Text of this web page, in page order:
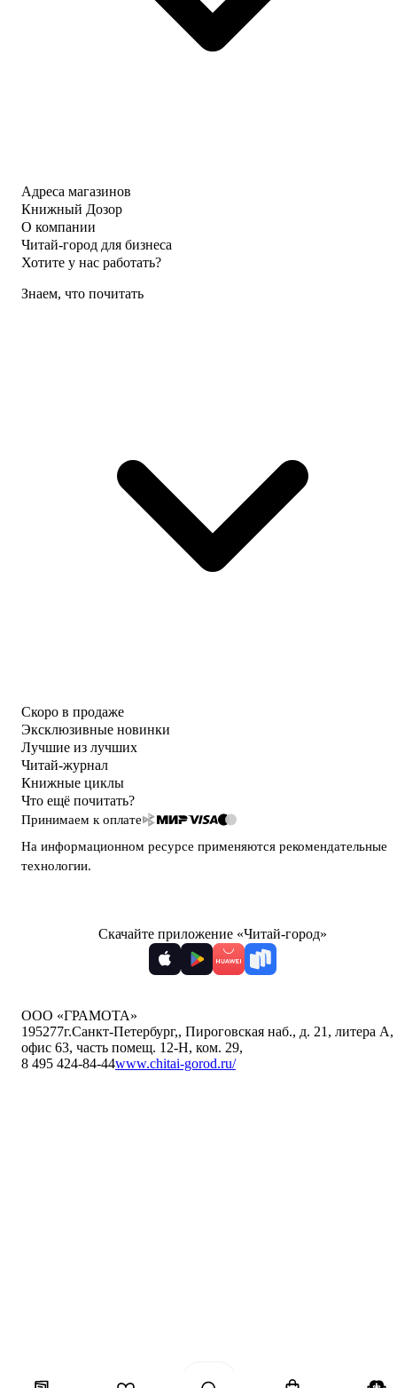
Адреса магазинов
Книжный Дозор
О компании
Читай-город для бизнеса
Хотите у нас работать?
Знаем, что почитать
Скоро в продаже
Эксклюзивные новинки
Лучшие из лучших
Читай-журнал
Книжные циклы
Что ещё почитать?
Принимаем к оплате
На информационном ресурсе применяются рекомендательные
технологии.
Скачайте приложение «Читай-город»
ООО «ГРАМОТА»
195277г.Санкт-Петербург,, Пироговская наб., д. 21, литера А,
офис 63, часть помещ. 12-Н, ком. 29,
8 495 424-84-44www.chitai-gorod.ru/